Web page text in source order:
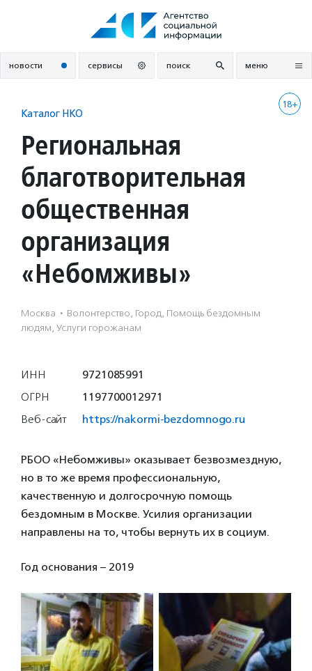
новости сервисы поиск меню
18+
Каталог НКО
Региональная
благотворительная
общественная
организация
«Небомживы»
Москва · Волонтерство, Город, Помощь бездомным
людям, Услуги горожанам
ИНН
9721085991
ОГРН
1197700012971
Веб-сайт
https://nakormi-bezdomnogo.ru
РБОО «Небомживы» оказывает безвозмездную,
но в то же время профессиональную,
качественную и долгосрочную помощь
бездомным в Москве. Усилия организации
направлены на то, чтобы вернуть их в социум.
Год основания – 2019